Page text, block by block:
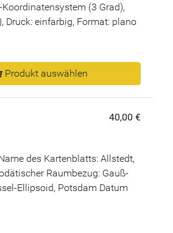
(3 Grad),
Druck: einfarbig, Format: plano
Produkt auswählen
40,00 €
des Kartenblatts: Allstedt,
Raumbezug: Gauß-
Ellipsoid, Potsdam Datum